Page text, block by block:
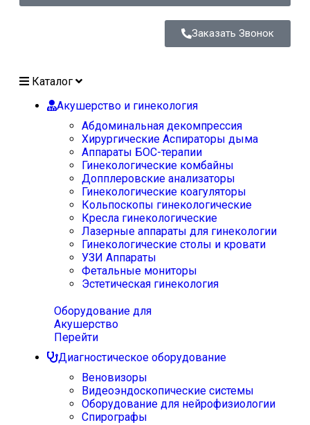
Заказать Звонок
Каталог
Акушерство и гинекология
Абдоминальная декомпрессия
Хирургические Аспираторы дыма
Аппараты БОС-терапии
Гинекологические комбайны
Допплеровские анализаторы
Гинекологические коагуляторы
Кольпоскопы гинекологические
Кресла гинекологические
Лазерные аппараты для гинекологии
Гинекологические столы и кровати
УЗИ Аппараты
Фетальные мониторы
Эстетическая гинекология
Оборудование для
Акушерство
Перейти
Диагностическое оборудование
Веновизоры
Видеоэндоскопические системы
Оборудование для нейрофизиологии
Спирографы